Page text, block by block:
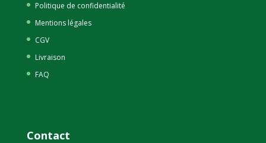
Politique de confidentialité
Mentions légales
CGV
Livraison
FAQ
Contact